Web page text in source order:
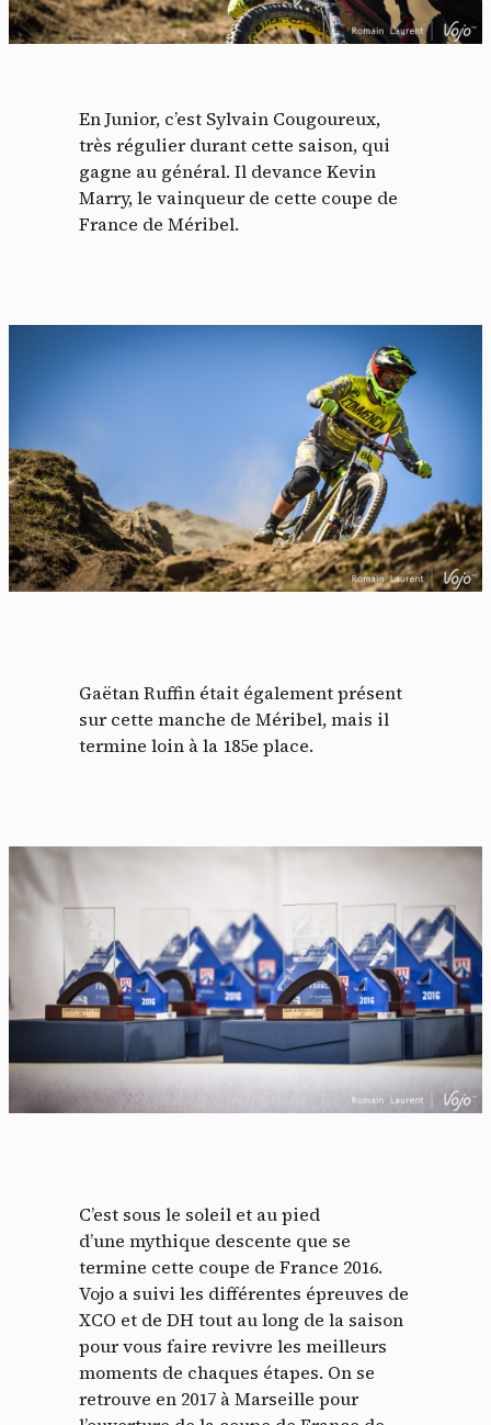
En Junior, c’est Sylvain Cougoureux,
très régulier durant cette saison, qui
gagne au général. Il devance Kevin
Marry, le vainqueur de cette coupe de
France de Méribel.
Gaëtan Ruffin était également présent
sur cette manche de Méribel, mais il
termine loin à la 185e place.
C’est sous le soleil et au pied
d’une mythique descente que se
termine cette coupe de France 2016.
Vojo a suivi les différentes épreuves de
XCO et de DH tout au long de la saison
pour vous faire revivre les meilleurs
moments de chaques étapes. On se
retrouve en 2017 à Marseille pour
Panneau de gestion des
cookies
En autorisant ces services tiers, vous acceptez le dépôt et la
lecture de cookies et l'utilisation de technologies de suivi
nécessaires à leur bon fonctionnement.
Politique de confidentialité